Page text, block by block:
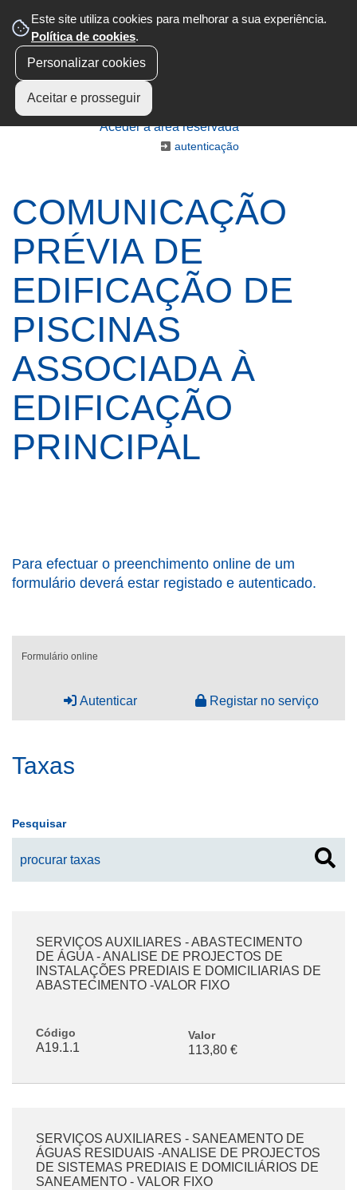
Este site utiliza cookies para melhorar a sua experiência.
Política de cookies.
Personalizar cookies
Aceitar e prosseguir
Aceder à área reservada
autenticação
COMUNICAÇÃO
PRÉVIA DE
EDIFICAÇÃO DE
PISCINAS
ASSOCIADA À
EDIFICAÇÃO
PRINCIPAL
Para efectuar o preenchimento online de um
formulário deverá estar registado e autenticado.
Formulário online
Autenticar Registar no serviço
Taxas
Pesquisar
Código
A19.1.1
SERVIÇOS AUXILIARES - ABASTECIMENTO
DE ÁGUA - ANALISE DE PROJECTOS DE
INSTALAÇÕES PREDIAIS E DOMICILIARIAS DE
ABASTECIMENTO -VALOR FIXO
Valor
113,80 €
SERVIÇOS AUXILIARES - SANEAMENTO DE
ÁGUAS RESIDUAIS -ANALISE DE PROJECTOS
DE SISTEMAS PREDIAIS E DOMICILIÁRIOS DE
SANEAMENTO - VALOR FIXO